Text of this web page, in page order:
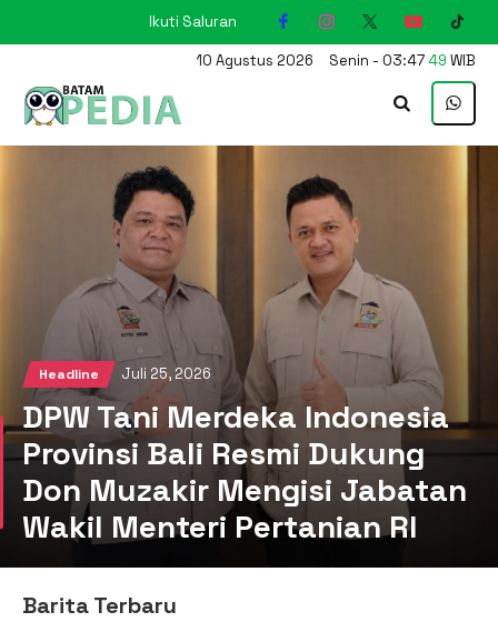
Ikuti Saluran
10 Agustus 2026 Senin - 03:4750 WIB
Headline Juli 25, 2026
DPW Tani Merdeka Indonesia
Provinsi Bali Resmi Dukung
Don Muzakir Mengisi Jabatan
Wakil Menteri Pertanian RI
Barita Terbaru